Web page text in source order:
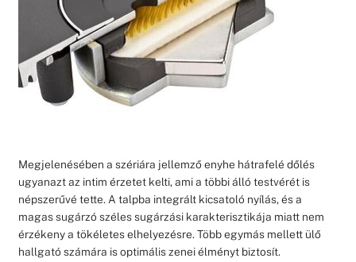
Megjelenésében a szériára jellemző enyhe hátrafelé dőlés
ugyanazt az intim érzetet kelti, ami a többi álló testvérét is
népszerűvé tette. A talpba integrált kicsatoló nyílás, és a
magas sugárzó széles sugárzási karakterisztikája miatt nem
érzékeny a tökéletes elhelyezésre. Több egymás mellett ülő
hallgató számára is optimális zenei élményt biztosít.